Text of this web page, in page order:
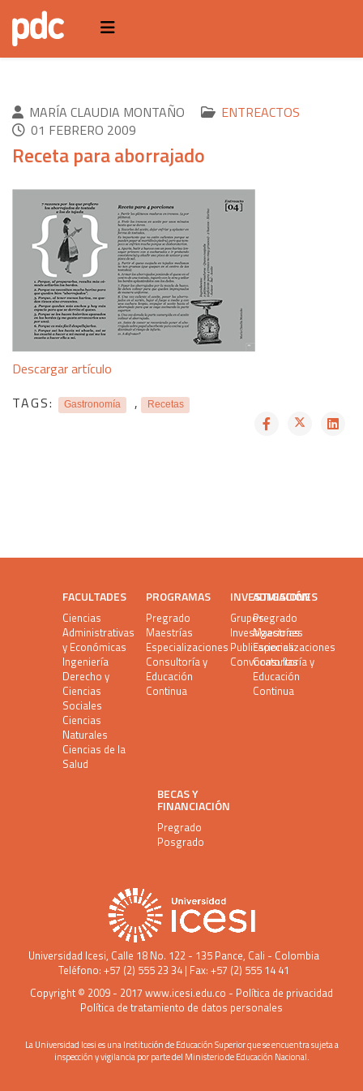
MARÍA CLAUDIA MONTAÑO
ENTREACTOS
01 FEBRERO 2009
Receta para aborrajado
Descargar artículo
TAGS:
Gastronomía , Recetas
FACULTADES
Ciencias
Administrativas
y Económicas
Ingeniería
Derecho y
Ciencias
Sociales
Ciencias
Naturales
Ciencias de la
Salud
PROGRAMAS
Pregrado
Maestrías
Especializaciones
Consultoría y
Educación
Continua
INVESTIGACIÓN
Grupos
Investigaciones
Publicaciones
Convocatorias
ADMISIONES
Pregrado
Maestrías
Especializaciones
Consultoría y
Educación
Continua
BECAS Y
FINANCIACIÓN
Pregrado
Posgrado
Universidad Icesi, Calle 18 No. 122 - 135 Pance, Cali - Colombia
Teléfono: +57 (2) 555 23 34 | Fax: +57 (2) 555 14 41
Copyright © 2009 - 2017 www.icesi.edu.co - Política de privacidad
Política de tratamiento de datos personales
La Universidad Icesi es una Institución de Educación Superior que se encuentra sujeta a
inspección y vigilancia por parte del Ministerio de Educación Nacional.